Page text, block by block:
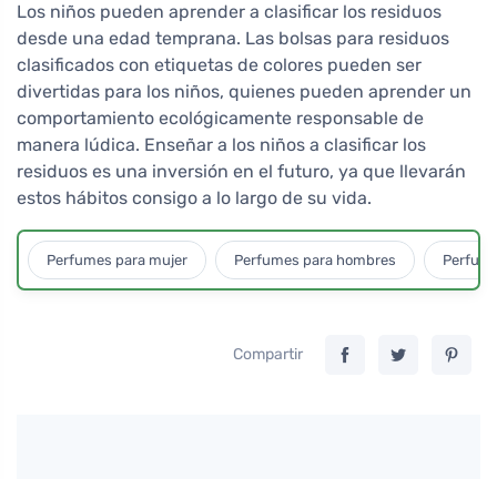
Los niños pueden aprender a clasificar los residuos
desde una edad temprana. Las bolsas para residuos
clasificados con etiquetas de colores pueden ser
divertidas para los niños, quienes pueden aprender un
comportamiento ecológicamente responsable de
manera lúdica. Enseñar a los niños a clasificar los
residuos es una inversión en el futuro, ya que llevarán
estos hábitos consigo a lo largo de su vida.
Perfumes para mujer Perfumes para hombres
Compartir